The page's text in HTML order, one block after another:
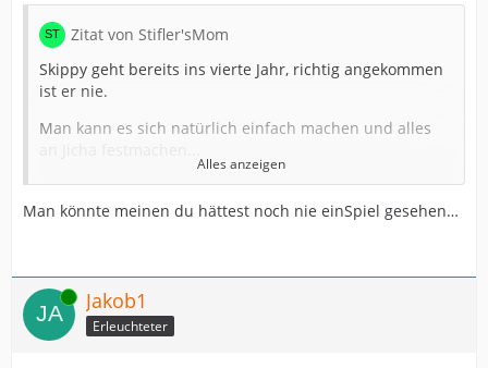
ist aber weit von einem Anführer entfernt, um den ich
eine Mannschaft aufbauen würde.
Zitat von Stifler'sMom
Skippy geht bereits ins vierte Jahr, richtig angekommen
ist er nie.
Man kann es sich natürlich einfach machen und alles
Skippy ist ein sehr guter Spieler, aber nicht Weltklasse.
Und was nützen mir die ständigen Versuche One Man
Verleiht er einem Team Sicherheit ? Macht er seine
Nebenleute besser ? Ist er der Spieler, an dem sich alle
orientieren können ? Geht er mit Körpersprache/
Alles anzeigen
Man könnte meinen du hättest noch nie einSpiel gesehen…
Online Jakob1
Erleuchteter